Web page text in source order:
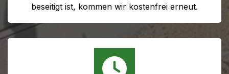
beseitigt ist, kommen wir kostenfrei erneut.